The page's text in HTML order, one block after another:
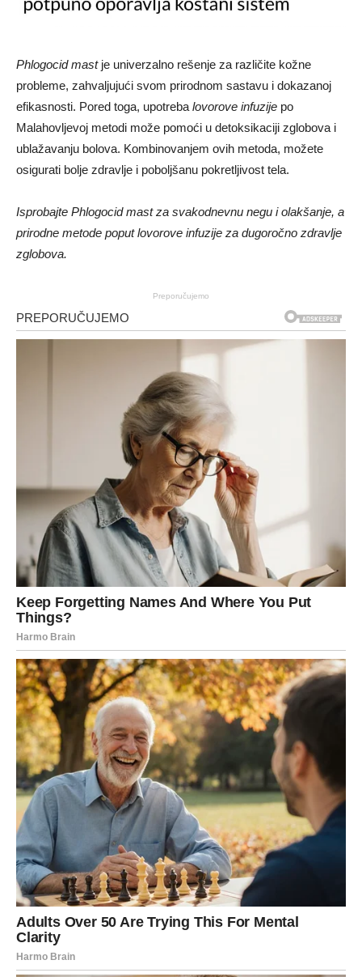
Phlogocid mastje univerzalno rešenje za različite kožne
probleme, zahvaljujući svom prirodnom sastavu i dokazanoj
efikasnosti. Pored toga, upotreba lovorove infuzije po
Malahovljevoj metodi može pomoći u detoksikaciji zglobova i
ublažavanju bolova. Kombinovanjem ovih metoda, možete
osigurati bolje zdravlje i poboljšanu pokretljivost tela.
Isprobajte Phlogocid mast za svakodnevnu negu i olakšanje, a
prirodne metode poput lovorove infuzije za dugoročno zdravlje
zglobova.
Preporučujemo